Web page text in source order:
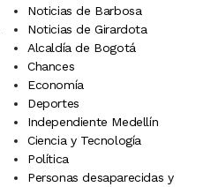
Noticias de Barbosa
Noticias de Girardota
Alcaldía de Bogotá
Chances
Economía
Deportes
Independiente Medellín
Ciencia y Tecnología
Política
Personas desaparecidas y